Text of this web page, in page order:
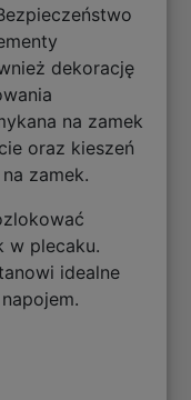
dekorację
na zamek
oraz kieszeń
zamek.
w plecaku.
idealne